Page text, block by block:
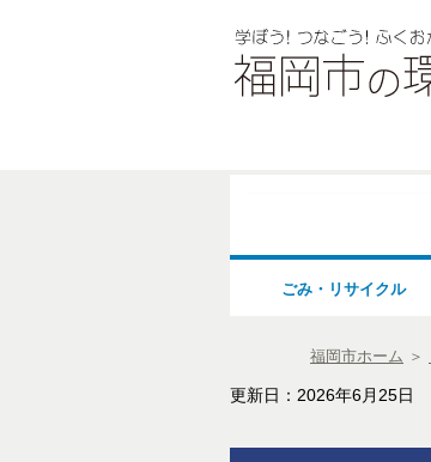
ごみ・リサイクル
福岡市ホーム ＞
更新日：2026年6月25日